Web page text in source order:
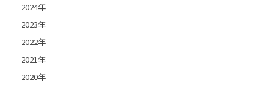
2024年
2023年
2022年
2021年
2020年